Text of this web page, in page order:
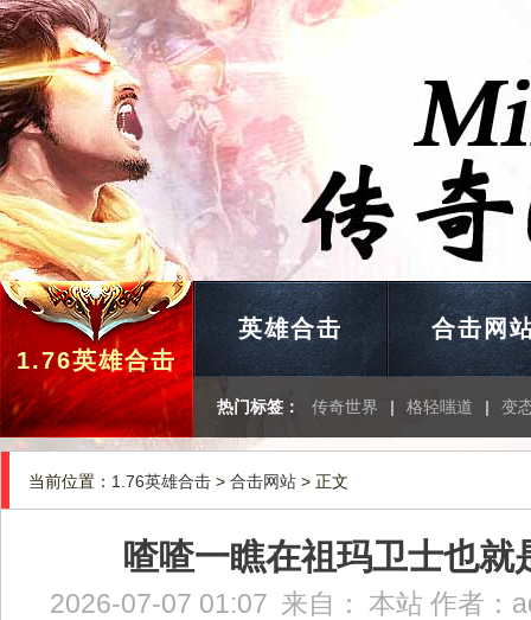
1.76英雄合击
英雄合击 合击网
热门标签： 传奇世界 | 格轻嗤道 | 变
当前位置： 1.76英雄合击 > 合击网站 > 正文
喳喳一瞧在祖玛卫士也就
2026-07-07 01:07 来自： 本站 作者：